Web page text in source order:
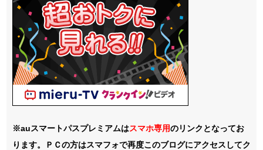
※auスマートパスプレミアムはスマホ専用のリンクとなってお
ります。ＰＣの方はスマフォで再度このブログにアクセスしてク